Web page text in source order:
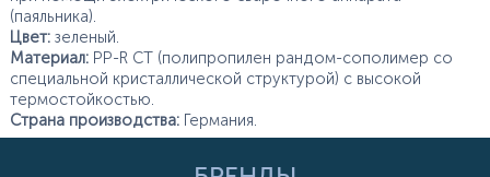
(паяльника).
Цвет:зеленый.
Материал:PP-R CT (полипропилен рандом-сополимер со
специальной кристаллической структурой) с высокой
термостойкостью.
Страна производства:Германия.